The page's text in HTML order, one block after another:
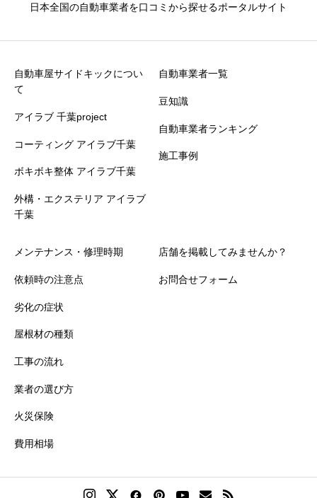
日本全国の自動車業者を口コミから探せるポータルサイト
自動車屋サイドキックについ
て
アイラブ 千葉project
コーティング アイラブ千葉
ボキボキ整体 アイラブ千葉
外構・エクステリア アイラブ
千葉
自動車業者一覧
豆知識
自動車業者ランキング
施工事例
メンテナンス・修理時期
依頼時の注意点
劣化の症状
屋根材の種類
工事の流れ
業者の選び方
火災保険
費用相場
店舗を掲載してみませんか？
お問合せフォーム